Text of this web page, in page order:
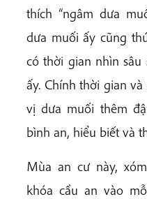
thích “ngâm dưa
dưa muối ấy cũng
có thời gian nhìn sâu
ấy. Chính thời gian
vị dưa muối thêm
bình an, hiểu biết và
Mùa an cư này,
khóa cầu an vào